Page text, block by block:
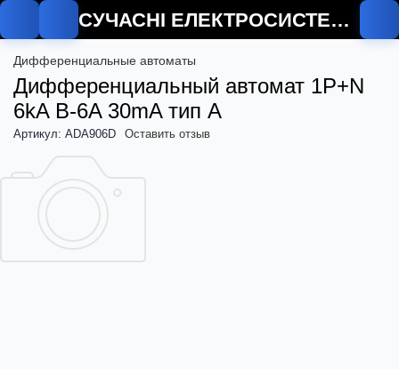
СУЧАСНІ ЕЛЕКТРОСИСТЕМИ
Дифференциальные автоматы
Дифференциальный автомат 1P+N
6kA B-6A 30mA тип A
Артикул: ADA906D Оставить отзыв